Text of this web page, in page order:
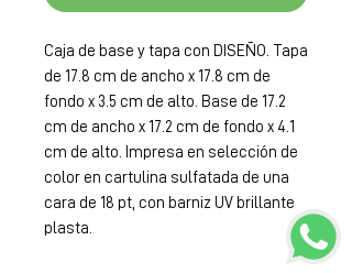
Caja de base y tapa con DISEÑO. Tapa
de 17.8 cm de ancho x 17.8 cm de
fondo x 3.5 cm de alto. Base de 17.2
cm de ancho x 17.2 cm de fondo x 4.1
cm de alto. Impresa en selección de
color en cartulina sulfatada de una
cara de 18 pt, con barniz UV brillante
plasta.